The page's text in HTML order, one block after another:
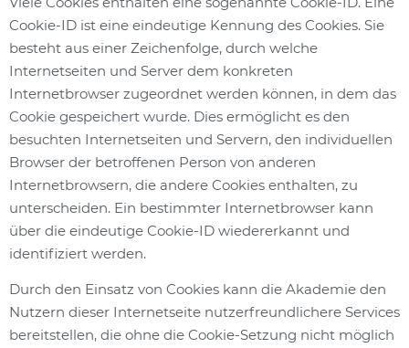
Cookie-ID ist eine eindeutige Kennung des Cookies. Sie
besteht aus einer Zeichenfolge, durch welche
Internetseiten und Server dem konkreten
Internetbrowser zugeordnet werden können, in dem das
Cookie gespeichert wurde. Dies ermöglicht es den
besuchten Internetseiten und Servern, den individuellen
Browser der betroffenen Person von anderen
Internetbrowsern, die andere Cookies enthalten, zu
unterscheiden. Ein bestimmter Internetbrowser kann
über die eindeutige Cookie-ID wiedererkannt und
identifiziert werden.
Durch den Einsatz von Cookies kann die Akademie den
Nutzern dieser Internetseite nutzerfreundlichere Services
bereitstellen, die ohne die Cookie-Setzung nicht möglich